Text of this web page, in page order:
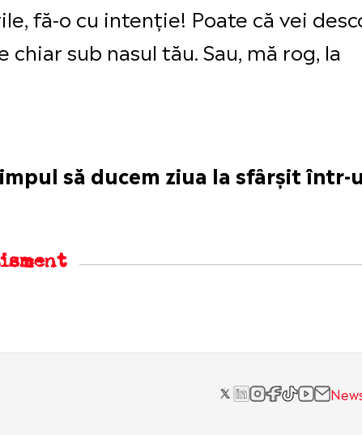
fă-o cu intenție! Poate că vei
sub nasul tău. Sau, mă rog, la
să ducem ziua la sfârșit într-